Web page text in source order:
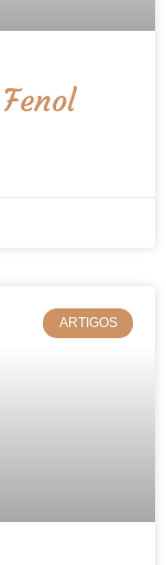
ARTIGOS